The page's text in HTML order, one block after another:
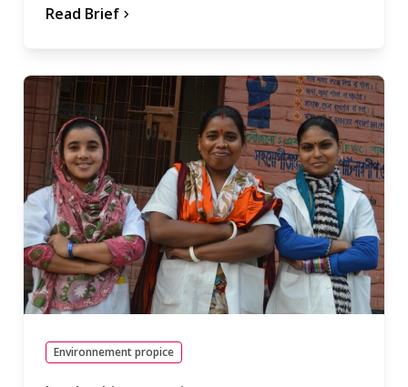
Read Brief chevron_forward
Environnement propice